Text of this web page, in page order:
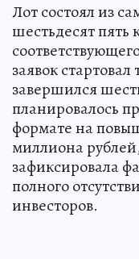
Лот состоял из
шестьдесят пять
заявок
завершился
планировалось
формате на
миллиона
зафиксировала
полного
инвесторов.